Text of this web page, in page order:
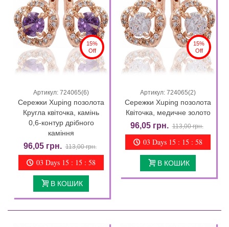
15%
Off
Артикул: 724065(6)
Сережки Xuping позолота
Кругла квіточка, камінь
0,6-контур дрібного
каміння
96,05 грн. 113,00 грн.
03 Days 15 : 15 : 57
В КОШИК
15%
Off
Артикул: 724065(2)
Сережки Xuping позолота
Квіточка, медичне золото
96,05 грн. 113,00 грн.
03 Days 15 : 15 : 57
В КОШИК